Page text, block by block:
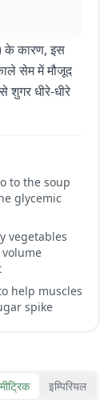
के कारण, इस
सेम में मौजूद
शुगर धीरे-धीरे
to the soup
glycemic
vegetables
help muscles
spike
मीट्रिक इम्पिरियल